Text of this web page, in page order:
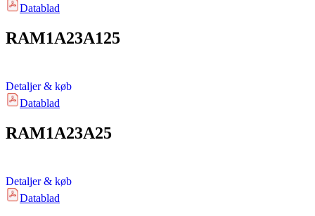
Datablad
RAM1A23A125
Detaljer & køb
Datablad
RAM1A23A25
Detaljer & køb
Datablad